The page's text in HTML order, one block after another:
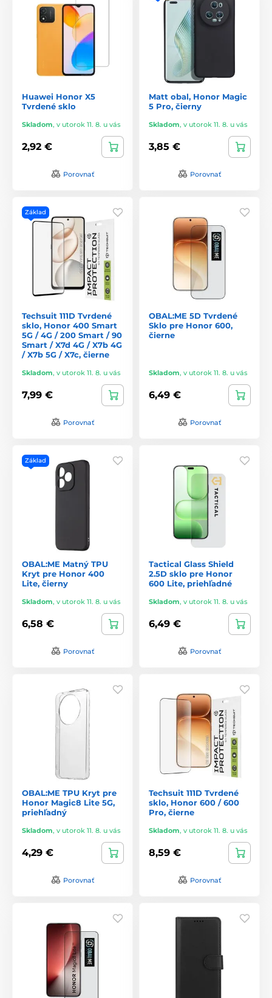
Huawei Honor X5
Tvrdené sklo
Skladom, v utorok 11. 8. u vás
2,92 €
Porovnať
Matt obal, Honor Magic
5 Pro, čierny
Skladom, v utorok 11. 8. u vás
3,85 €
Porovnať
Základ
Techsuit 111D Tvrdené
sklo, Honor 400 Smart
5G / 4G / 200 Smart / 90
Smart / X7d 4G / X7b 4G
/ X7b 5G / X7c, čierne
Skladom, v utorok 11. 8. u vás
7,99 €
Porovnať
OBAL:ME 5D Tvrdené
Sklo pre Honor 600,
čierne
Skladom, v utorok 11. 8. u vás
6,49 €
Porovnať
Základ
OBAL:ME Matný TPU
Kryt pre Honor 400
Lite, čierny
Skladom, v utorok 11. 8. u vás
6,58 €
Porovnať
Tactical Glass Shield
2.5D sklo pre Honor
600 Lite, priehľadné
Skladom, v utorok 11. 8. u vás
6,49 €
Porovnať
OBAL:ME TPU Kryt pre
Honor Magic8 Lite 5G,
priehľadný
Skladom, v utorok 11. 8. u vás
4,29 €
Porovnať
Techsuit 111D Tvrdené
sklo, Honor 600 / 600
Pro, čierne
Skladom, v utorok 11. 8. u vás
8,59 €
Porovnať